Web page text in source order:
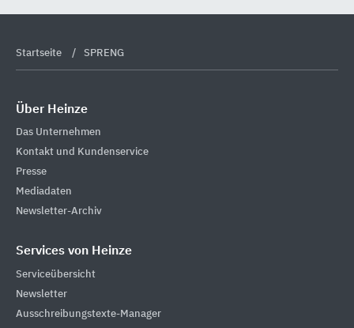
Startseite SPRENG
Über Heinze
Das Unternehmen
Kontakt und Kundenservice
Presse
Mediadaten
Newsletter-Archiv
Services von Heinze
Serviceübersicht
Newsletter
Ausschreibungstexte-Manager